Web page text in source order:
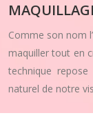
Comme son nom
maquiller tout en
technique
naturel de notre